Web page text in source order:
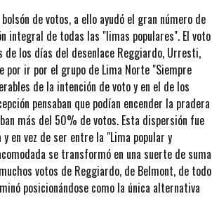
de votos, a ello ayudó el gran número de
integral de todas las "limas populares". El voto
los días del desenlace Reggiardo, Urresti,
por ir por el grupo de Lima Norte "Siempre
de la intención de voto y en el de los
pensaban que podían encender la pradera
más del 50% de votos. Esta dispersión fue
en vez de ser entre la "Lima popular y
se transformó en una suerte de suma
votos de Reggiardo, de Belmont, de todo
posicionándose como la única alternativa